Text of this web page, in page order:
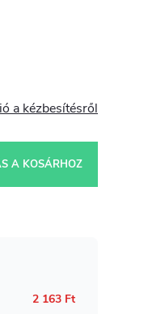
a kézbesítésről
A KOSÁRHOZ